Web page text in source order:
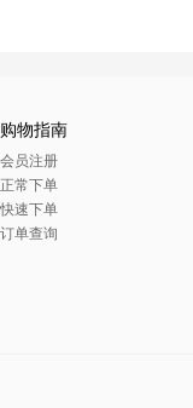
购物指南
会员注册
正常下单
快速下单
订单查询